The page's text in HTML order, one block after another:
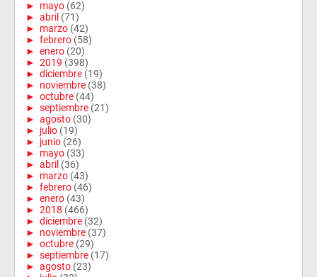
► mayo (62)
► abril (71)
► marzo (42)
► febrero (58)
► enero (20)
► 2019 (398)
► diciembre (19)
► noviembre (38)
► octubre (44)
► septiembre (21)
► agosto (30)
► julio (19)
► junio (26)
► mayo (33)
► abril (36)
► marzo (43)
► febrero (46)
► enero (43)
► 2018 (466)
► diciembre (32)
► noviembre (37)
► octubre (29)
► septiembre (17)
► agosto (23)